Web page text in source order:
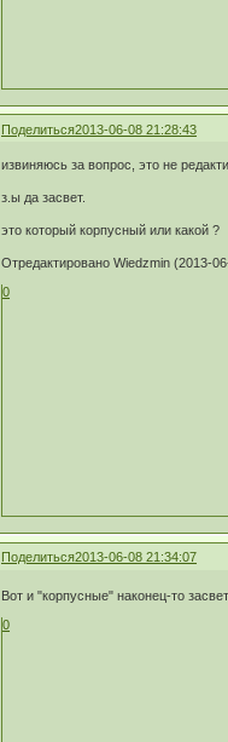
Поделиться2013-06-08 21:28:43
извиняюсь за вопрос, это не
з.ы да засвет.
это который корпусный или какой ?
Отредактировано Wiedzmin (2013-
0
Поделиться2013-06-08 21:34:07
Вот и "корпусные" наконец-то
0